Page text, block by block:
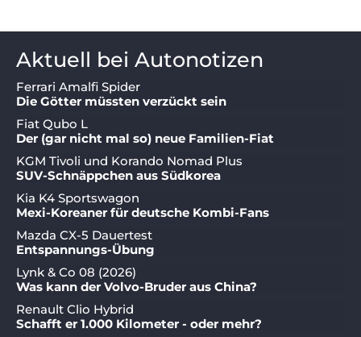
Aktuell bei Autonotizen
Ferrari Amalfi Spider
Die Götter müssten verzückt sein
Fiat Qubo L
Der (gar nicht mal so) neue Familien-Fiat
KGM Tivoli und Korando Nomad Plus
SUV-Schnäppchen aus Südkorea
Kia K4 Sportswagon
Mexi-Koreaner für deutsche Kombi-Fans
Mazda CX-5 Dauertest
Entspannungs-Übung
Lynk & Co 08 (2026)
Was kann der Volvo-Bruder aus China?
Renault Clio Hybrid
Schafft er 1.000 Kilometer - oder mehr?